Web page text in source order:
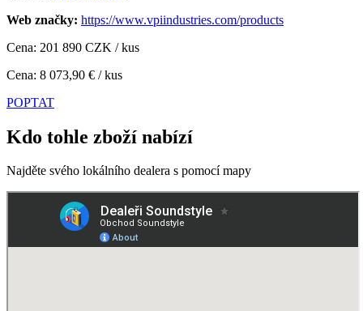
Web značky: https://www.vpiindustries.com/products
Cena: 201 890 CZK / kus
Cena: 8 073,90 € / kus
POPTAT
Kdo tohle zboží nabízí
Najděte svého lokálního dealera s pomocí mapy